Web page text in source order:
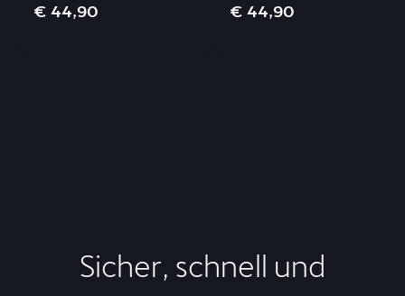
€ 44,90 € 44,90
Sicher, schnell und